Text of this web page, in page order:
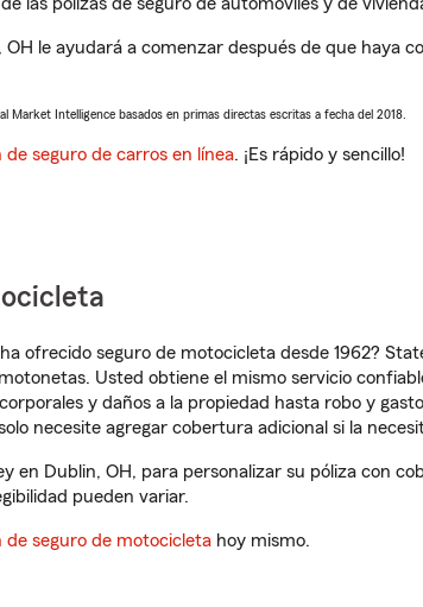
le ayudará a comenzar después de que haya
Market Intelligence basados en primas directas escritas a fecha del 2018.
de seguro de carros en línea. ¡Es rápido y sencillo!
ofrecido seguro de motocicleta desde 1962?
Usted obtiene el mismo servicio
y daños a la propiedad hasta robo y
necesite agregar cobertura adicional si la
en Dublin, OH, para personalizar su póliza con
pueden variar.
de seguro de motocicleta hoy mismo.